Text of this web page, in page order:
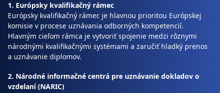
1. Európsky kvalifikačný rámec
Európsky kvalifikačný rámec je hlavnou prioritou Európskej
komisie v procese uznávania odborných kompetencií.
Hlavným cieľom rámca je vytvoriť spojenie medzi rôznymi
národnými kvalifikačnými systémami a zaručiť hladký prenos
a uznávanie diplomov.
2. Národné informačné centrá pre uznávanie dokladov o
vzdelaní (NARIC)